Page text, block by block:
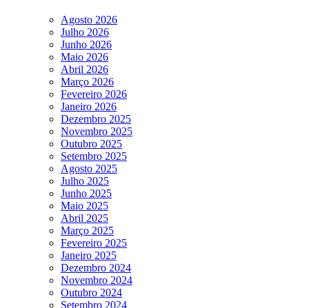
Agosto 2026
Julho 2026
Junho 2026
Maio 2026
Abril 2026
Março 2026
Fevereiro 2026
Janeiro 2026
Dezembro 2025
Novembro 2025
Outubro 2025
Setembro 2025
Agosto 2025
Julho 2025
Junho 2025
Maio 2025
Abril 2025
Março 2025
Fevereiro 2025
Janeiro 2025
Dezembro 2024
Novembro 2024
Outubro 2024
Setembro 2024